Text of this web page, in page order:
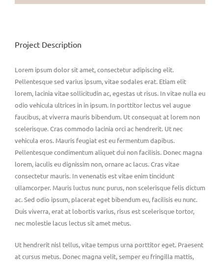
Project Description
Lorem ipsum dolor sit amet, consectetur adipiscing elit.
Pellentesque sed varius ipsum, vitae sodales erat. Etiam elit
lorem, lacinia vitae sollicitudin ac, egestas ut risus. In vitae nulla eu
odio vehicula ultrices in in ipsum. In porttitor lectus vel augue
faucibus, at viverra mauris bibendum. Ut consequat at lorem non
scelerisque. Cras commodo lacinia orci ac hendrerit. Ut nec
vehicula eros. Mauris feugiat est eu fermentum dapibus.
Pellentesque condimentum aliquet dui non facilisis. Donec magna
lorem, iaculis eu dignissim non, ornare ac lacus. Cras vitae
consectetur mauris. In venenatis est vitae enim tincidunt
ullamcorper. Mauris luctus nunc purus, non scelerisque felis dictum
ac. Sed odio ipsum, placerat eget bibendum eu, facilisis eu nunc.
Duis viverra, erat at lobortis varius, risus est scelerisque tortor,
nec molestie lacus lectus sit amet metus.
Ut hendrerit nisl tellus, vitae tempus urna porttitor eget. Praesent
at cursus metus. Donec magna velit, semper eu fringilla mattis,